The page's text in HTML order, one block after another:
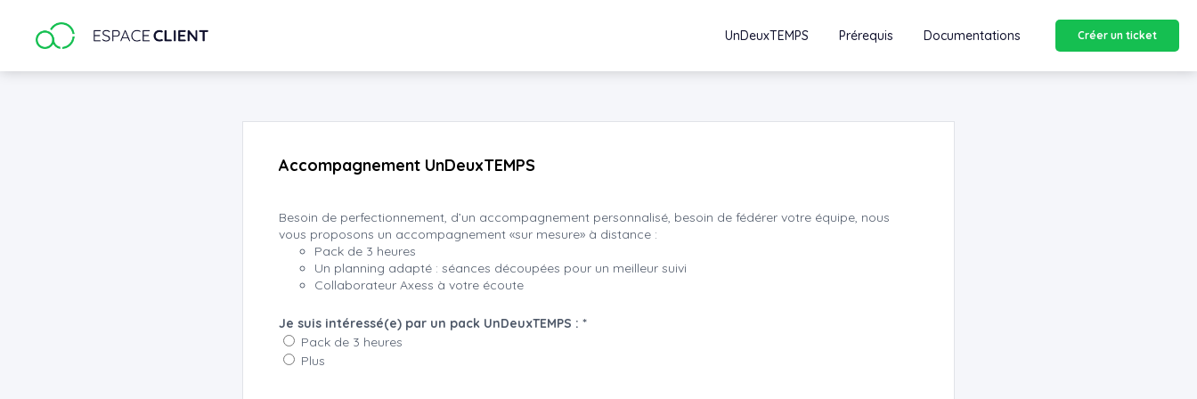
UnDeuxTEMPS Prérequis Documentations Créer un ticket
Accompagnement UnDeuxTEMPS
Besoin de perfectionnement, d’un accompagnement personnalisé, besoin de fédérer votre équipe, nous
vous proposons un accompagnement «sur mesure» à distance :
Pack de 3 heures
Un planning adapté : séances découpées pour un meilleur suivi
Collaborateur Axess à votre écoute
Je suis intéressé(e) par un pack UnDeuxTEMPS : *
Pack de 3 heures
Plus